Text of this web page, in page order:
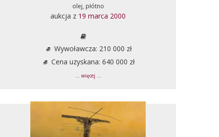
olej, płótno
aukcja z 19 marca 2000
Wywoławcza: 210 000 zł
Cena uzyskana: 640 000 zł
... więcej ...